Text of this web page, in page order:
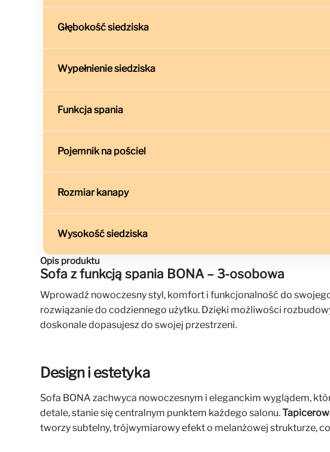
Głębokość siedziska
Wypełnienie siedziska
Funkcja spania
Pojemnik na pościel
Rozmiar kanapy
Wysokość siedziska
Opis produktu
Sofa z funkcją spania BONA – 3-osobowa
Wprowadź nowoczesny styl, komfort i funkcjonalność do
rozwiązanie do codziennego użytku. Dzięki możliwości
doskonale dopasujesz do swojej przestrzeni.
Design i estetyka
Sofa BONA zachwyca nowoczesnym i eleganckim wyglądem,
detale, stanie się centralnym punktem każdego salonu.
tworzy subtelny, trójwymiarowy efekt o melanżowej strukturze,